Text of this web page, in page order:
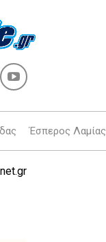
Έσπερος Λαμίας